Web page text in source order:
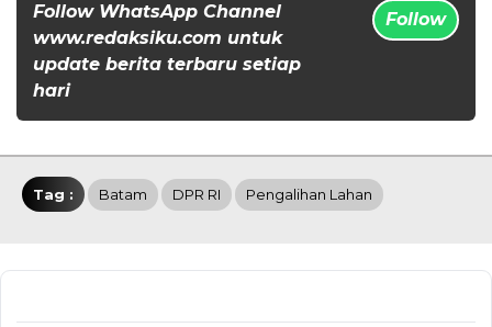
Follow WhatsApp Channel
www.redaksiku.com untuk
update berita terbaru setiap
hari
Follow
Tag : Batam DPR RI Pengalihan Lahan